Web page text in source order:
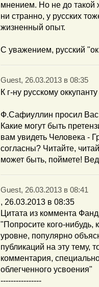
мнением. Но не до такой
ни странно, у русских
жизненный опыт.
С уважением, русский
Guest, 26.03.2013 в 08:35
К г-ну русскому оккупанту
Ф.Сафиуллин просил Вас
Какие могут быть
вам увидеть Человека -
согласны? Читайте,
может быть, поймете!
Guest, 26.03.2013 в 08:41
, 26.03.2013 в 08:35
Цитата из коммента
"Попросите кого-нибудь,
уровне, популярно
публикаций на эту тему,
комментария,
облегченного усвоения"
----------------